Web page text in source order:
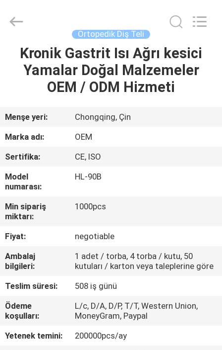
ÜRÜN:%
HAKKIMIZDA
FABRIKA
TURU
KALITE
KONTROL
BIZIMLE
ILETIŞIME
PRODUCTS
CO.,LTD(WUHAN
Ortopedik Diş Teli
Kronik Gastrit Isı Ağrı kesici
Yamalar Doğal Malzemeler
OEM / ODM Hizmeti
Menşe yeri:
Chongqing, Çin
Marka adı:
OEM
Sertifika:
CE, ISO
Model
numarası:
HL-90B
Min sipariş
miktarı:
1000pcs
Fiyat:
negotiable
Ambalaj
bilgileri:
1 adet / torba, 4 torba / kutu, 50
kutuları / karton veya taleplerine göre
Teslim süresi:
508 iş günü
Ödeme
koşulları:
L/c, D/A, D/P, T/T, Western Union,
MoneyGram, Paypal
Yetenek temini:
200000pcs/ay